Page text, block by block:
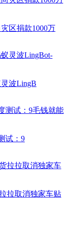
区捐款1000万
波LingB
试：9
拉取消独家车贴